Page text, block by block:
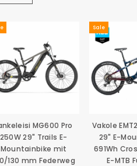
MG600 Pro
250W 29" Trails E-
Mountainbike mit
130 mm Federweg
Sale
Vakole
29" E-
691Wh
E-MTB